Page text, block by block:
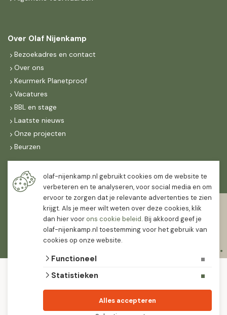
Over Olaf Nijenkamp
Bezoekadres en contact
Over ons
Keurmerk Planetproof
Vacatures
BBL en stage
Laatste nieuws
Onze projecten
Beurzen
Maandag t/m vrijdag
07:30-
16:30
12:00
algemene voorwaarden
leveranciers die leveren met keurmerk.
olaf-nijenkamp.nl gebruikt cookies om de website te
verbeteren en te analyseren, voor social media en om
ervoor te zorgen dat je relevante advertenties te zien
krijgt. Als je meer wilt weten over deze cookies, klik
dan hier voorons cookie beleid. Bij akkoord geef je
olaf-nijenkamp.nl toestemming voor het gebruik van
cookies op onze website.
Functioneel
Statistieken
Alles accepteren